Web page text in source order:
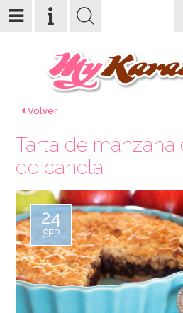
Volver
Tarta de
de canela
24
SEP